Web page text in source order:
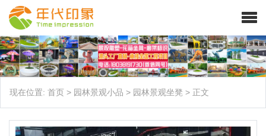
现在位置: 首页 > 园林景观小品 > 园林景观坐凳 > 正文